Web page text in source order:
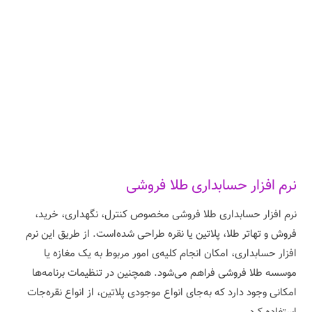
نرم افزار حسابداری طلا فروشی
نرم افزار حسابداری طلا فروشی مخصوص کنترل، نگهداری، خرید،
فروش و تهاتر طلا، پلاتین یا نقره طراحی شده‌است. از طریق این نرم
افزار حسابداری، امکان انجام کلیه‌ی امور مربوط به یک مغازه یا
موسسه طلا فروشی فراهم می‌شود. همچنین در تنظیمات برنامه‌ها
امکانی وجود دارد که به‌جای انواع موجودی پلاتین، از انواع نقره‌جات